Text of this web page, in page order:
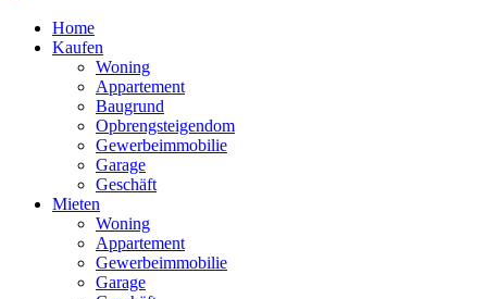
Home
Kaufen
Woning
Appartement
Baugrund
Opbrengsteigendom
Gewerbeimmobilie
Garage
Geschäft
Mieten
Woning
Appartement
Gewerbeimmobilie
Garage